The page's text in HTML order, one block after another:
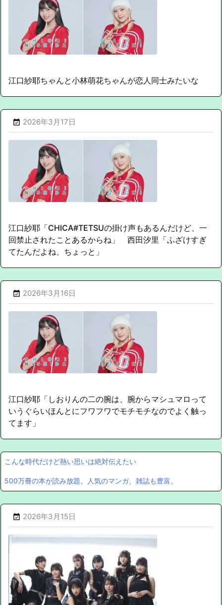
江口紗耶ちゃんと小林萌花ちゃんが恋人同士みたいな
 2026年3月17日
江口紗耶「CHICA#TETSUの掛け声もあるんだけど、一
回禁止されたことあるからね」 西田汐里「ふざけすぎ
てたんだよね、ちょっと」
 2026年3月16日
江口紗耶「しおりんの二の腕は、腕からマシュマロって
いうぐらいほんとにフワフワでモチモチなのでよく触っ
てます」
こんな時代だけど熱い思いは絶対伝えたい
500万冊の本が読み放題。人気のマンガ、雑誌も豊富。
 2026年3月15日